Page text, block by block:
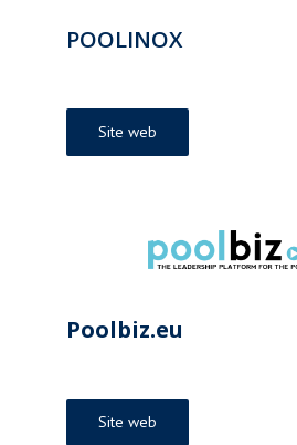
POOLINOX
Site web
Poolbiz.eu
Site web